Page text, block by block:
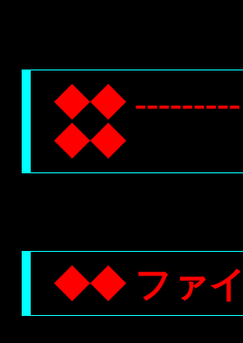
◆◆ ---------
◆◆
◆◆ ファ